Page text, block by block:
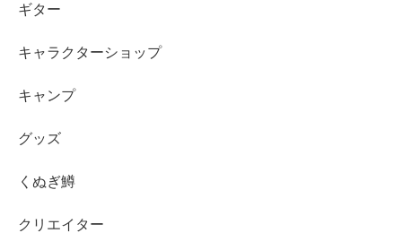
ギター
キャラクターショップ
キャンプ
グッズ
くぬぎ鱒
クリエイター